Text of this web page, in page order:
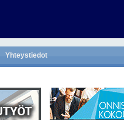
Yhteystiedot